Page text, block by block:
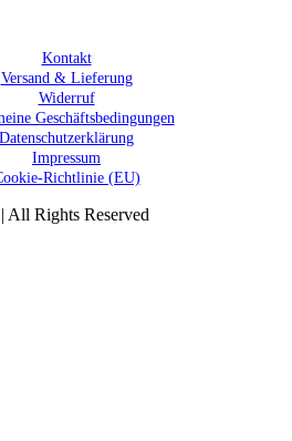
Kontakt
Versand & Lieferung
Widerruf
Geschäftsbedingungen
Datenschutzerklärung
Impressum
Richtlinie (EU)
All Rights Reserved